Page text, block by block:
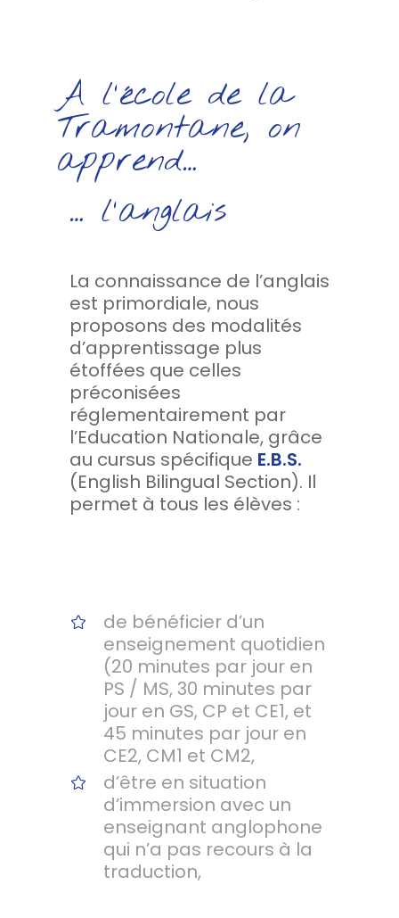
A l’école de la
Tramontane, on
apprend…
… l’anglais
La connaissance de l’anglais
est primordiale, nous
proposons des modalités
d’apprentissage plus
étoffées que celles
préconisées
réglementairement par
l’Education Nationale, grâce
au cursus spécifique E.B.S.
(English Bilingual Section). Il
permet à tous les élèves :
de bénéficier d’un
enseignement quotidien
(20 minutes par jour en
PS / MS, 30 minutes par
jour en GS, CP et CE1, et
45 minutes par jour en
CE2, CM1 et CM2,
d’être en situation
d’immersion avec un
enseignant anglophone
qui n’a pas recours à la
traduction,